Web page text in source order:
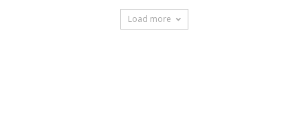
Load more